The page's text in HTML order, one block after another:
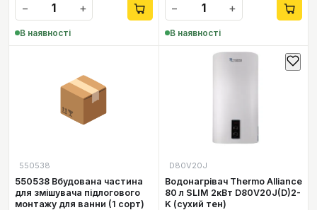
−
+
В наявності
−
+
В наявності
📦
550538
550538 Вбудована частина
для змішувача підлогового
монтажу для ванни (1 сорт)
D80V20J
Водонагрівач Thermo Alliance
80 л SLIM 2кВт D80V20J(D)2-
K (сухий тен)